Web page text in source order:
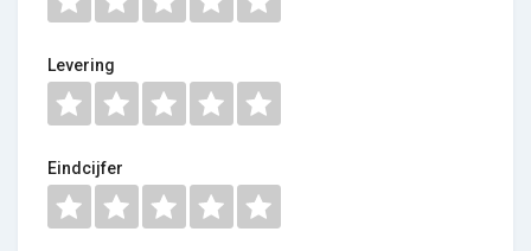
Levering
Eindcijfer